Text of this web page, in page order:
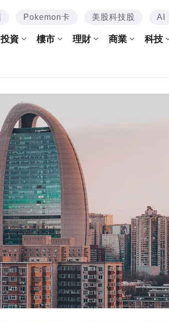
Pokemon卡 美股科技股 AI
投資 樓市 理財 商業 科技